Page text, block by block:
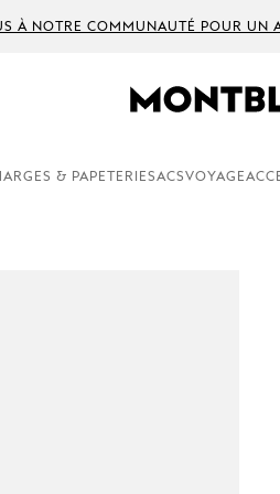
À NOTRE COMMUNAUTÉ POUR UN
& PAPETERIESACSVOYAGE